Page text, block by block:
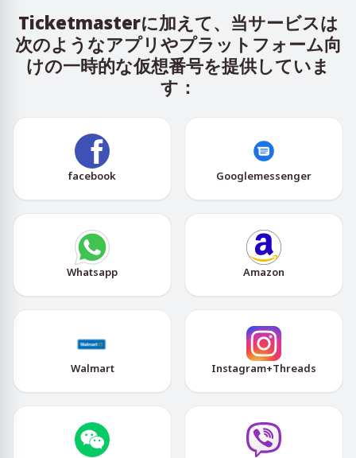
Ticketmasterに加えて、当サービスは
次のようなアプリやプラットフォーム向
けの一時的な仮想番号を提供していま
す：
facebook Googlemessenger
Whatsapp Amazon
Walmart Instagram+Threads